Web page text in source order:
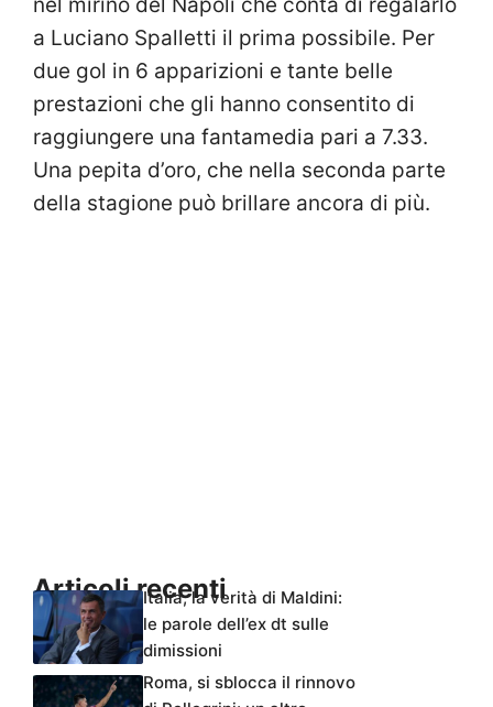
a Luciano Spalletti il prima possibile. Per
due gol in 6 apparizioni e tante belle
prestazioni che gli hanno consentito di
raggiungere una fantamedia pari a 7.33.
Una pepita d’oro, che nella seconda parte
della stagione può brillare ancora di più.
Articoli recentiItalia, la verità di Maldini:
le parole dell’ex dt sulle
dimissioni
Roma, si sblocca il rinnovo